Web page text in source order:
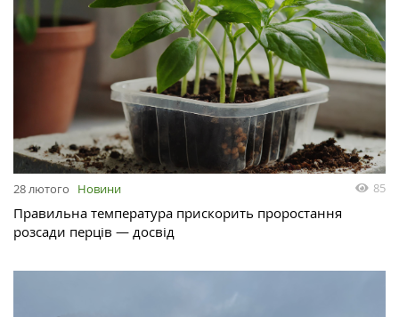
28 лютого Новини 85
Правильна температура прискорить проростання
розсади перців — досвід